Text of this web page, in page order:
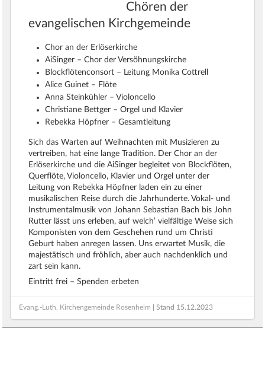
Chören der
evangelischen Kirchgemeinde
Chor an der Erlöserkirche
AiSinger – Chor der Versöhnungskirche
Blockflötenconsort – Leitung Monika Cottrell
Alice Guinet – Flöte
Anna Steinkühler – Violoncello
Christiane Bettger – Orgel und Klavier
Rebekka Höpfner – Gesamtleitung
Sich das Warten auf Weihnachten mit Musizieren zu
vertreiben, hat eine lange Tradition. Der Chor an der
Erlöserkirche und die AiSinger begleitet von Blockflöten,
Querflöte, Violoncello, Klavier und Orgel unter der
Leitung von Rebekka Höpfner laden ein zu einer
musikalischen Reise durch die Jahrhunderte. Vokal- und
Instrumentalmusik von Johann Sebastian Bach bis John
Rutter lässt uns erleben, auf welch’ vielfältige Weise sich
Komponisten von dem Geschehen rund um Christi
Geburt haben anregen lassen. Uns erwartet Musik, die
majestätisch und fröhlich, aber auch nachdenklich und
zart sein kann.
Eintritt frei – Spenden erbeten
Evang.-Luth. Kirchengemeinde Rosenheim | Stand 15.12.2023